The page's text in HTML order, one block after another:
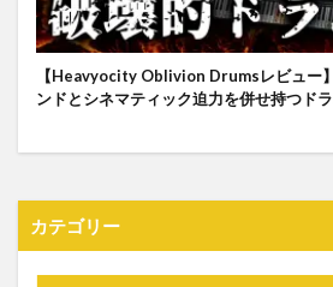
【Heavyocity Oblivion Drumsレビュー
ンドとシネマティック迫力を併せ持つド
カテゴリー